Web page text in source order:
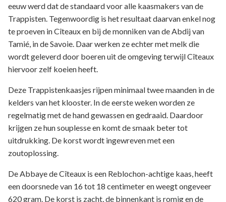
eeuw werd dat de standaard voor alle kaasmakers van de
Trappisten. Tegenwoordig is het resultaat daarvan enkel nog
te proeven in Cîteaux en bij de monniken van de Abdij van
Tamié, in de Savoie. Daar werken ze echter met melk die
wordt geleverd door boeren uit de omgeving terwijl Cîteaux
hiervoor zelf koeien heeft.
Deze Trappistenkaasjes rijpen minimaal twee maanden in de
kelders van het klooster. In de eerste weken worden ze
regelmatig met de hand gewassen en gedraaid. Daardoor
krijgen ze hun souplesse en komt de smaak beter tot
uitdrukking. De korst wordt ingewreven met een
zoutoplossing.
De Abbaye de Cîteaux is een Reblochon-achtige kaas, heeft
een doorsnede van 16 tot 18 centimeter en weegt ongeveer
620 gram. De korst is zacht, de binnenkant is romig en de